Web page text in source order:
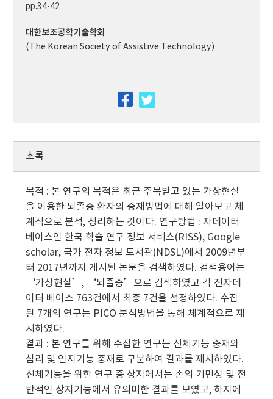
pp.34-42
대한보조공학기술학회
(The Korean Society of Assistive Technology)
facebook
초록
목적 : 본 연구의 목적은 최근 주목받고 있는 가상현실
을 이용한 뇌졸중 환자의 중재방법에 대해 알아보고 체
계적으로 분석, 정리하는 것이다. 연구방법 : 자데이터
베이스인 한국 학술 연구 정보 서비스(RISS), Google
scholar, 국가 전자 정보 도서관(NDSL)에서 2009년부
터 2017년까지 게시된 논문을 검색하였다. 검색용어는
‘가상현실’, ‘뇌졸중’으로 검색하였고 각 전자데
이터 베이스 763건에서 최종 7건을 선정하였다. 수집
된 7개의 연구는 PICO 분석방법을 통해 체계적으로 제
시하였다.
결과 : 본 연구를 위해 수집한 연구는 신체기능 중재와
심리 및 인지기능 중재로 구분하여 결과를 제시하였다.
신체기능을 위한 연구 중 상지에서는 손의 기민성 및 전
반적인 상지기능에서 유의미한 결과를 보였고, 하지에